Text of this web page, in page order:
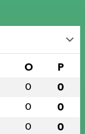
O P
0 0
0 0
0 0